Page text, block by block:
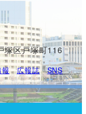
区戸塚町116
報 広報誌 SNS